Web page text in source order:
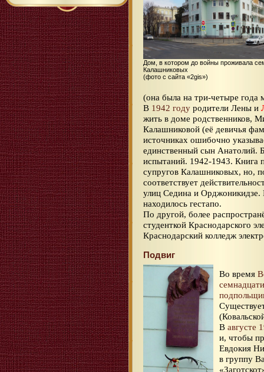
Дом, в котором до войны проживала
Калашниковых
(фото с сайта «2gis»)
(она была на три-четыре
В 1942 году родители Лены и
жить в доме родственников,
Калашниковой (её девичья
источниках ошибочно
единственный сын Анатолий.
испытаний. 1942-1943. Книга
супругов Калашниковых, но,
соответствует
улиц Седина и
находилось гестапо.
По другой, более
студенткой Краснодарского
Краснодарский колледж
Подвиг
Во время
В августе
и, чтобы
Евдокия
в группу